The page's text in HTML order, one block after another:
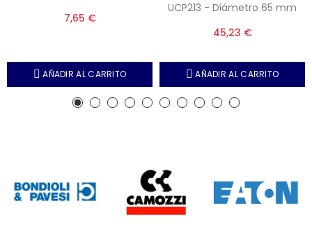
7,65 €
AÑADIR AL CARRITO
UCP213 - Diámetro 65 mm
45,23 €
AÑADIR AL CARRITO